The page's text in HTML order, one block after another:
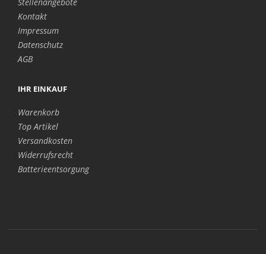
Kontakt
Impressum
Datenschutz
AGB
IHR EINKAUF
Warenkorb
Top Artikel
Versandkosten
Widerrufsrecht
Batterieentsorgung